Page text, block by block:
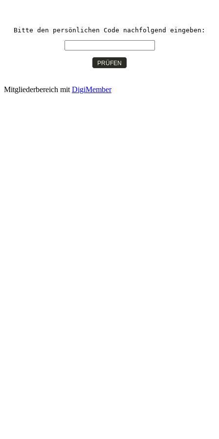
Bitte den persönlichen Code nachfolgend eingeben:
PRÜFEN
Mitgliederbereich mit DigiMember